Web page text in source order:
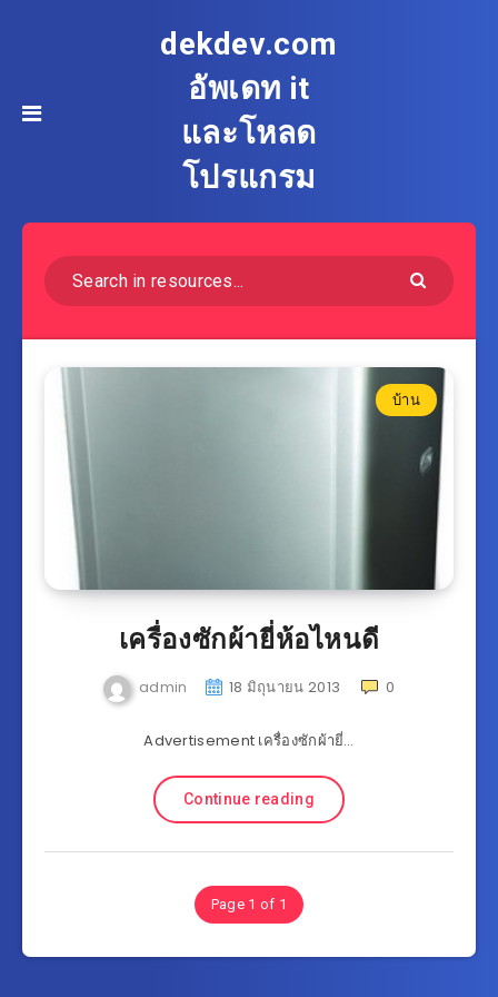
dekdev.com
อัพเดท it
และโหลด
โปรแกรม
บ้าน
เครื่องซักผ้ายี่ห้อไหนดี
admin 18 มิถุนายน 2013 0
Advertisement เครื่องซักผ้ายี่…
Continue reading
Page 1 of 1